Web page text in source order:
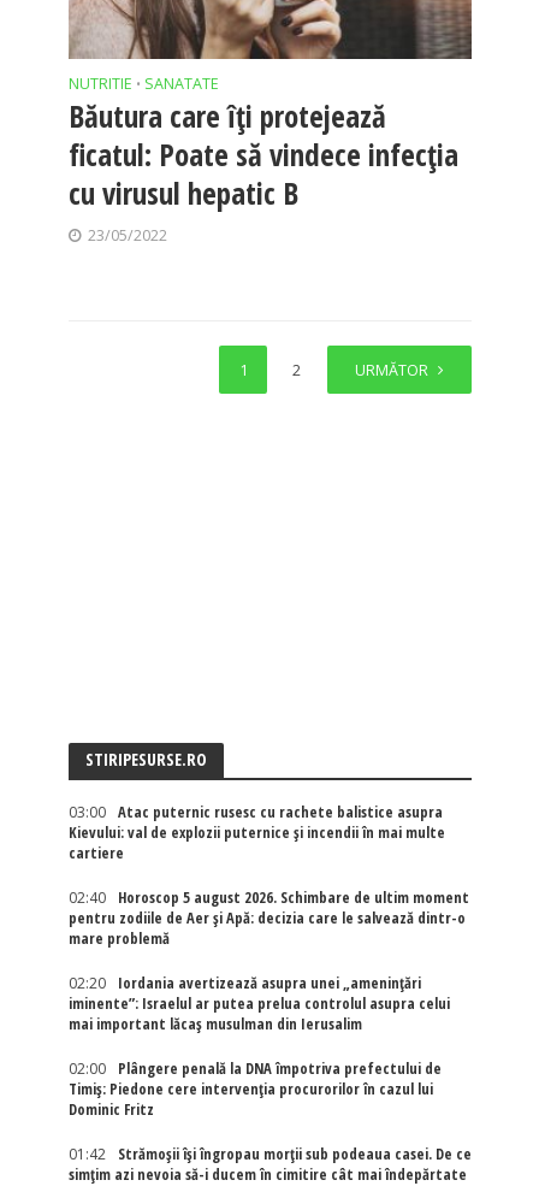
NUTRITIE • SANATATE
Băutura care îți protejează
ficatul: Poate să vindece infecția
cu virusul hepatic B
23/05/2022
1 2 URMĂTOR
STIRIPESURSE.RO
03:00
Atac puternic rusesc cu rachete balistice asupra
Kievului: val de explozii puternice și incendii în mai multe
cartiere
02:40
Horoscop 5 august 2026. Schimbare de ultim moment
pentru zodiile de Aer și Apă: decizia care le salvează dintr-o
mare problemă
02:20
Iordania avertizează asupra unei „amenințări
iminente”: Israelul ar putea prelua controlul asupra celui
mai important lăcaș musulman din Ierusalim
02:00
Plângere penală la DNA împotriva prefectului de
Timiș: Piedone cere intervenția procurorilor în cazul lui
Dominic Fritz
01:42
Strămoșii își îngropau morții sub podeaua casei. De ce
simțim azi nevoia să-i ducem în cimitire cât mai îndepărtate